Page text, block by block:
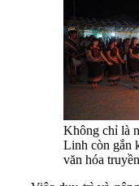
Không chỉ là
Linh còn gắn
văn hóa